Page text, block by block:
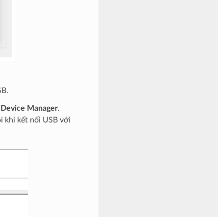
Device Manager.
khi kết nối USB với